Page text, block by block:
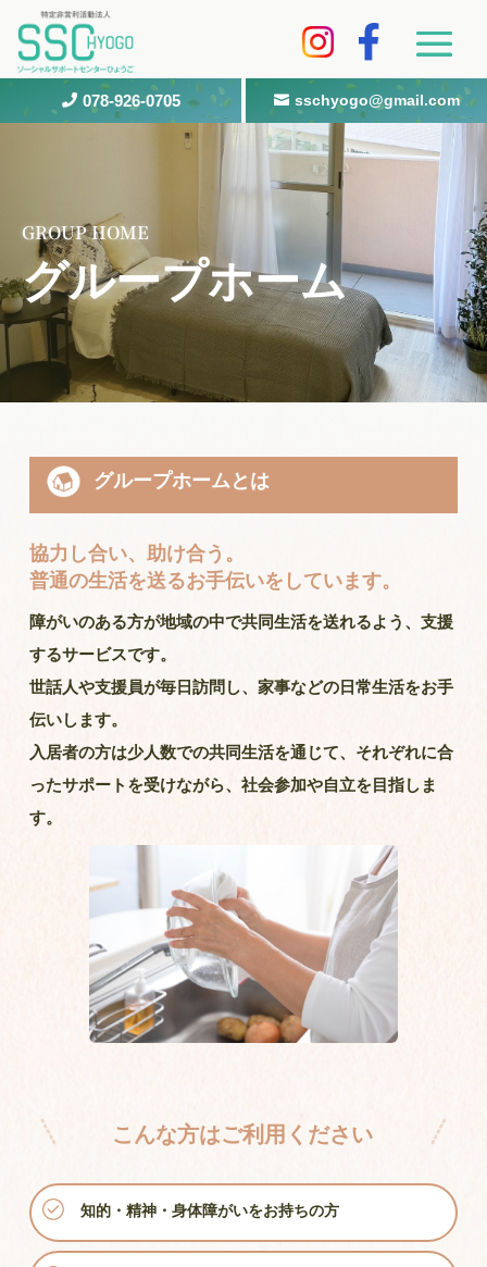
 078-926-0705  sschyogo@gmail.com
GROUP HOME
グループホーム
グループホームとは
協力し合い、助け合う。
普通の生活を送るお手伝いをしています。
障がいのある方が地域の中で共同生活を送れるよう、支援
するサービスです。
世話人や支援員が毎日訪問し、家事などの日常生活をお手
伝いします。
入居者の方は少人数での共同生活を通じて、それぞれに合
ったサポートを受けながら、 社会参加や自立を目指しま
す。
こんな方はご利用ください
知的・精神・身体障がいをお持ちの方